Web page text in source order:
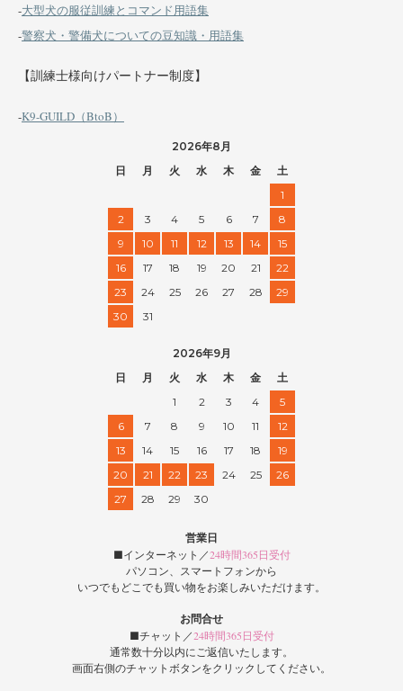
-大型犬の服従訓練とコマンド用語集
-警察犬・警備犬についての豆知識・用語集
【訓練士様向けパートナー制度】
-K9-GUILD（BtoB）
2026年8月
日
月 火 水 木 金
土
1
2
3 4 5 6 7
8
9
10 11 12 13 14
15
16
17 18 19 20 21
22
23
24 25 26 27 28
29
30
31
2026年9月
日
月 火 水 木 金
土
1
2 3 4
5
6
7 8 9 10 11
12
13
14 15 16 17 18
19
20
21 22 23 24 25
26
27
28 29 30
営業日
■インターネット／24時間365日受付
パソコン、スマートフォンから
いつでもどこでも買い物をお楽しみいただけます。
お問合せ
■チャット／24時間365日受付
通常数十分以内にご返信いたします。
画面右側のチャットボタンをクリックしてください。